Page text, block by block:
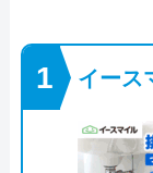
イース